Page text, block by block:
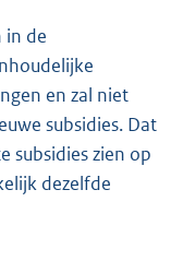
in de
en zal niet
subsidies. Dat
subsidies zien op
dezelfde